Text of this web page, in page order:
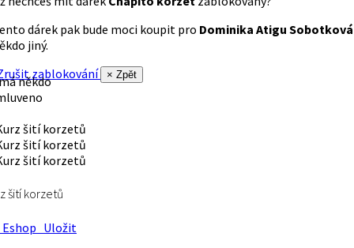
dárek pak bude moci koupit pro Dominika Atigu Sobotková
jiný.
zablokování
× Zpět
někdo
šití korzetů
Uložit